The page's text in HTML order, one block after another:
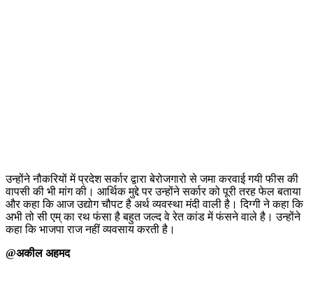
उन्होंने नौकरियों में प्रदेश सर्कार द्वारा बेरोजगारो से जमा करवाई गयी फीस की
वापसी की भी मांग की। आर्थिक मुद्दे पर उन्होंने सर्कार को पूरी तरह फेल बताया
और कहा कि आज उद्योग चौपट है अर्थ व्यवस्था मंदी वाली है। दिग्गी ने कहा कि
अभी तो सी एम् का रथ फंसा है बहुत जल्द वे रेत कांड में फंसने वाले है। उन्होंने
कहा कि भाजपा राज नहीं व्यवसाय करती है।
@अकील अहमद